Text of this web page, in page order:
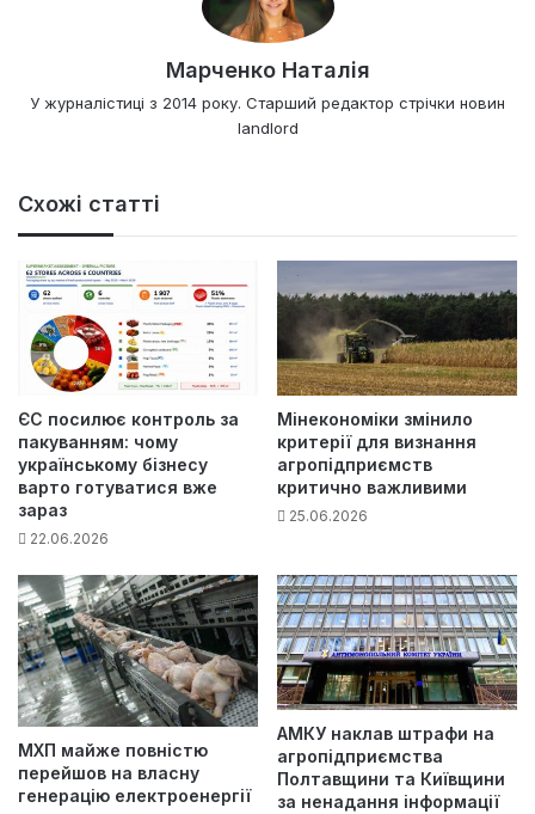
Марченко Наталія
У журналістиці з 2014 року. Старший редактор стрічки новин
landlord
Схожі статті
ЄС посилює контроль за
пакуванням: чому
українському бізнесу
варто готуватися вже
зараз
22.06.2026
Мінекономіки змінило
критерії для визнання
агропідприємств
критично важливими
25.06.2026
МХП майже повністю
перейшов на власну
генерацію електроенергії
АМКУ наклав штрафи на
агропідприємства
Полтавщини та Київщини
за ненадання інформації